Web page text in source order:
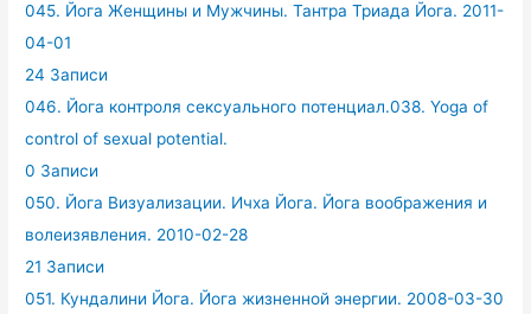
045. Йога Женщины и Мужчины. Тантра Триада Йога. 2011-
04-01
24 Записи
046. Йога контроля сексуального потенциал.038. Yoga of
control of sexual potential.
0 Записи
050. Йога Визуализации. Ичха Йога. Йога воображения и
волеизявления. 2010-02-28
21 Записи
051. Кундалини Йога. Йога жизненной энергии. 2008-03-30